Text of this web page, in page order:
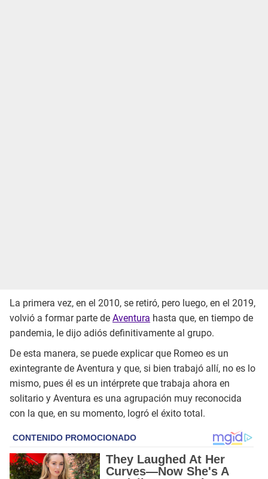
La primera vez, en el 2010, se retiró, pero luego, en el 2019,
volvió a formar parte de Aventura hasta que, en tiempo de
pandemia, le dijo adiós definitivamente al grupo.
De esta manera, se puede explicar que Romeo es un
exintegrante de Aventura y que, si bien trabajó allí, no es lo
mismo, pues él es un intérprete que trabaja ahora en
solitario y Aventura es una agrupación muy reconocida
con la que, en su momento, logró el éxito total.